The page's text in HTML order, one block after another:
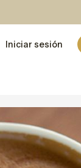
Iniciar sesión